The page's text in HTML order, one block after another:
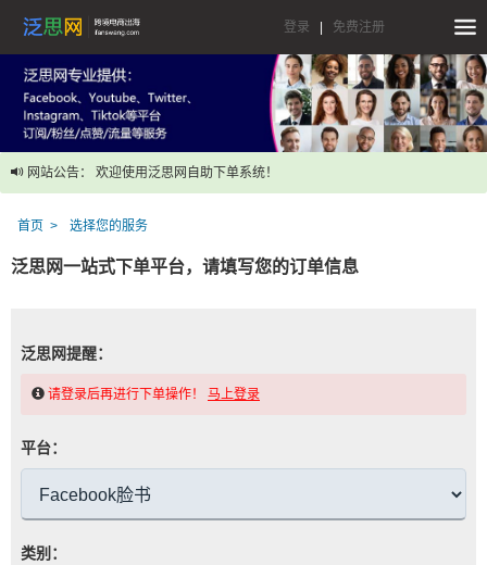
登录 免费注册
网站公告： 欢迎使用泛思网自助下单系统！
首页 选择您的服务
泛思网一站式下单平台，请填写您的订单信息
泛思网提醒：
请登录后再进行下单操作！ 马上登录
平台：
类别：